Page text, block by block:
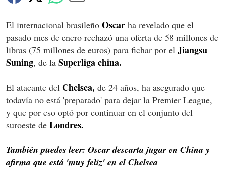
El internacional brasileño Oscar ha revelado que el
pasado mes de enero rechazó una oferta de 58 millones de
libras (75 millones de euros) para fichar por el Jiangsu
Suning, de la Superliga china.
El atacante del Chelsea, de 24 años, ha asegurado que
todavía no está 'preparado' para dejar la Premier League,
y que por eso optó por continuar en el conjunto del
suroeste de Londres.
También puedes leer: Oscar descarta jugar en China y
afirma que está 'muy feliz' en el Chelsea